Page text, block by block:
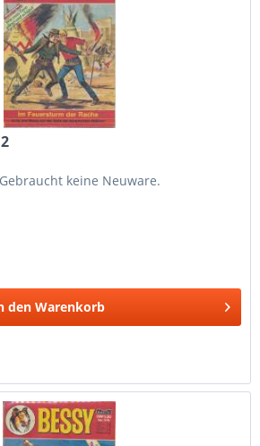
keine Neuware.
den Warenkorb